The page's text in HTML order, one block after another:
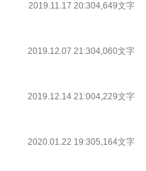
2019.11.17 20:304,649文字
2019.12.07 21:304,060文字
2019.12.14 21:004,229文字
2020.01.22 19:305,164文字